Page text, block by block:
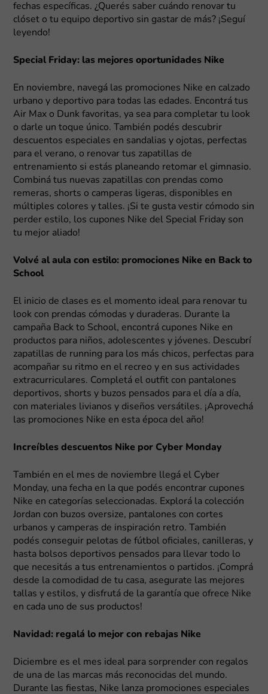
fechas específicas. ¿Querés saber cuándo renovar tu
clóset o tu equipo deportivo sin gastar de más? ¡Seguí
leyendo!
Special Friday: las mejores oportunidades Nike
En noviembre, navegá las promociones Nike en calzado
urbano y deportivo para todas las edades. Encontrá tus
Air Max o Dunk favoritas, ya sea para completar tu look
o darle un toque único. También podés descubrir
descuentos especiales en sandalias y ojotas, perfectas
para el verano, o renovar tus zapatillas de
entrenamiento si estás planeando retomar el gimnasio.
Combiná tus nuevas zapatillas con prendas como
remeras, shorts o camperas ligeras, disponibles en
múltiples colores y talles. ¡Si te gusta vestir cómodo sin
perder estilo, los cupones Nike del Special Friday son
tu mejor aliado!
Volvé al aula con estilo: promociones Nike en Back to
School
El inicio de clases es el momento ideal para renovar tu
look con prendas cómodas y duraderas. Durante la
campaña Back to School, encontrá cupones Nike en
productos para niños, adolescentes y jóvenes. Descubrí
zapatillas de running para los más chicos, perfectas para
acompañar su ritmo en el recreo y en sus actividades
extracurriculares. Completá el outfit con pantalones
deportivos, shorts y buzos pensados para el día a día,
con materiales livianos y diseños versátiles. ¡Aprovechá
las promociones Nike en esta época del año!
Increíbles descuentos Nike por Cyber Monday
También en el mes de noviembre llegá el Cyber
Monday, una fecha en la que podés encontrar cupones
Nike en categorías seleccionadas. Explorá la colección
Jordan con buzos oversize, pantalones con cortes
urbanos y camperas de inspiración retro. También
podés conseguir pelotas de fútbol oficiales, canilleras, y
hasta bolsos deportivos pensados para llevar todo lo
que necesitás a tus entrenamientos o partidos. ¡Comprá
desde la comodidad de tu casa, asegurate las mejores
tallas y estilos, y disfrutá de la garantía que ofrece Nike
en cada uno de sus productos!
Navidad: regalá lo mejor con rebajas Nike
Diciembre es el mes ideal para sorprender con regalos
de una de las marcas más reconocidas del mundo.
Durante las fiestas, Nike lanza promociones especiales